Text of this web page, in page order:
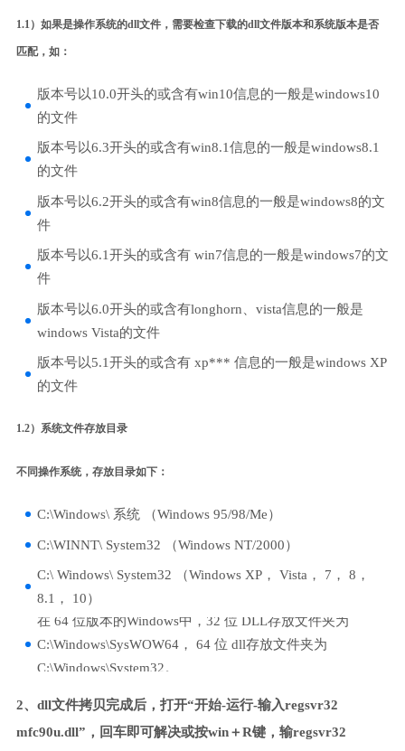
1.1）如果是操作系统的dll文件，需要检查下载的dll文件版本和系统版本是否
匹配，如：
版本号以10.0开头的或含有win10信息的一般是windows10
的文件
版本号以6.3开头的或含有win8.1信息的一般是windows8.1
的文件
版本号以6.2开头的或含有win8信息的一般是windows8的文
件
版本号以6.1开头的或含有 win7信息的一般是windows7的文
件
版本号以6.0开头的或含有longhorn、vista信息的一般是
windows Vista的文件
版本号以5.1开头的或含有 xp*** 信息的一般是windows XP
的文件
1.2）系统文件存放目录
不同操作系统，存放目录如下：
C:\Windows\ 系统 （Windows 95/98/Me）
C:\WINNT\ System32 （Windows NT/2000）
C:\ Windows\ System32 （Windows XP， Vista， 7， 8，
8.1， 10）
在 64 位版本的Windows中，32 位 DLL存放文件夹为
C:\Windows\SysWOW64， 64 位 dll存放文件夹为
C:\Windows\System32。
2、dll文件拷贝完成后，打开“开始-运行-输入regsvr32
mfc90u.dll”，回车即可解决或按win＋R键，输regsvr32